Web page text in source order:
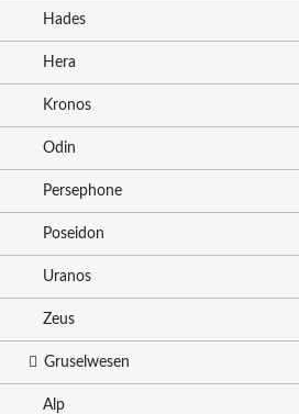
Hades
Hera
Kronos
Odin
Persephone
Poseidon
Uranos
Zeus
Gruselwesen
Alp